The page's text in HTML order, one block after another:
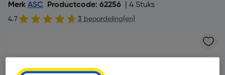
Merk ASC Productcode: 62256 | 4 Stuks
4.7 3 beoordeling(en)